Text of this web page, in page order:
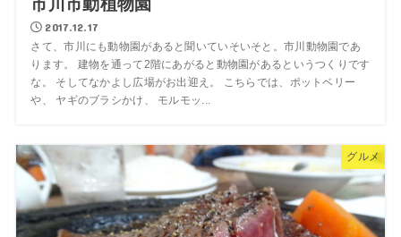
市川市動植物園
2017.12.17
さて、市川にも動物園があると聞いていそいそと。市川動物園であ
ります。 建物を通って2階にあがると動物園があるというつくりです
な。 そしてなかよし広場がお出迎え。 こちらでは、ポットベリー
や、 ヤギのブラシかけ、 モルモッ...
グルメ